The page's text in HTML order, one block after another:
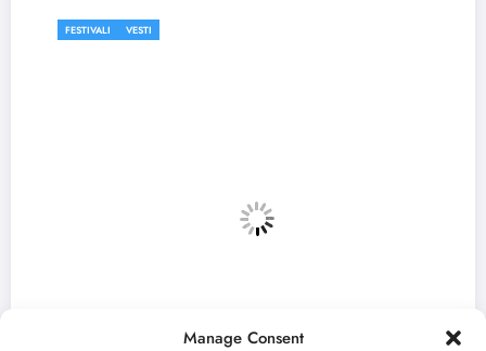
Manage Consent